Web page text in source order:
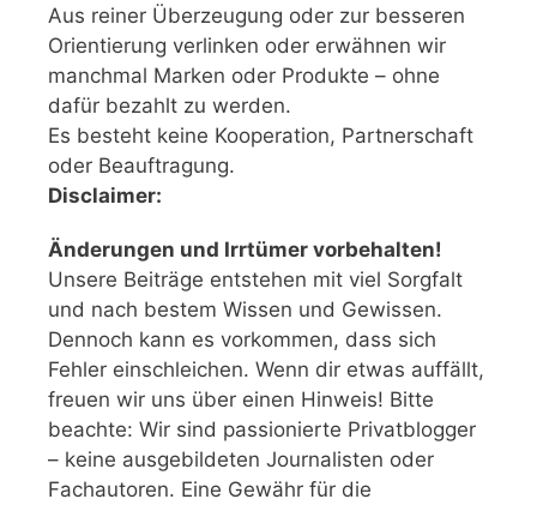
Aus reiner Überzeugung oder zur besseren
Orientierung verlinken oder erwähnen wir
manchmal Marken oder Produkte – ohne
dafür bezahlt zu werden.
Es besteht keine Kooperation, Partnerschaft
oder Beauftragung.
Disclaimer:
Änderungen und Irrtümer vorbehalten!
Unsere Beiträge entstehen mit viel Sorgfalt
und nach bestem Wissen und Gewissen.
Dennoch kann es vorkommen, dass sich
Fehler einschleichen. Wenn dir etwas auffällt,
freuen wir uns über einen Hinweis! Bitte
beachte: Wir sind passionierte Privatblogger
– keine ausgebildeten Journalisten oder
Fachautoren. Eine Gewähr für die